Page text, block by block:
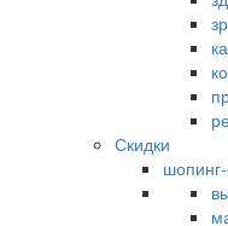
Скидки